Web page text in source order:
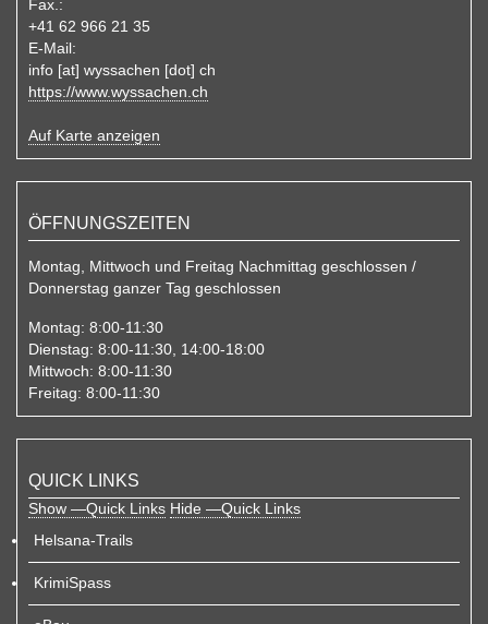
Fax.:
+41 62 966 21 35
E-Mail:
info [at] wyssachen [dot] ch
https://www.wyssachen.ch
Auf Karte anzeigen
ÖFFNUNGSZEITEN
Montag, Mittwoch und Freitag Nachmittag geschlossen /
Donnerstag ganzer Tag geschlossen
Montag: 8:00-11:30
Dienstag: 8:00-11:30, 14:00-18:00
Mittwoch: 8:00-11:30
Freitag: 8:00-11:30
QUICK LINKS
Show —Quick Links Hide —Quick Links
Helsana-Trails
KrimiSpass